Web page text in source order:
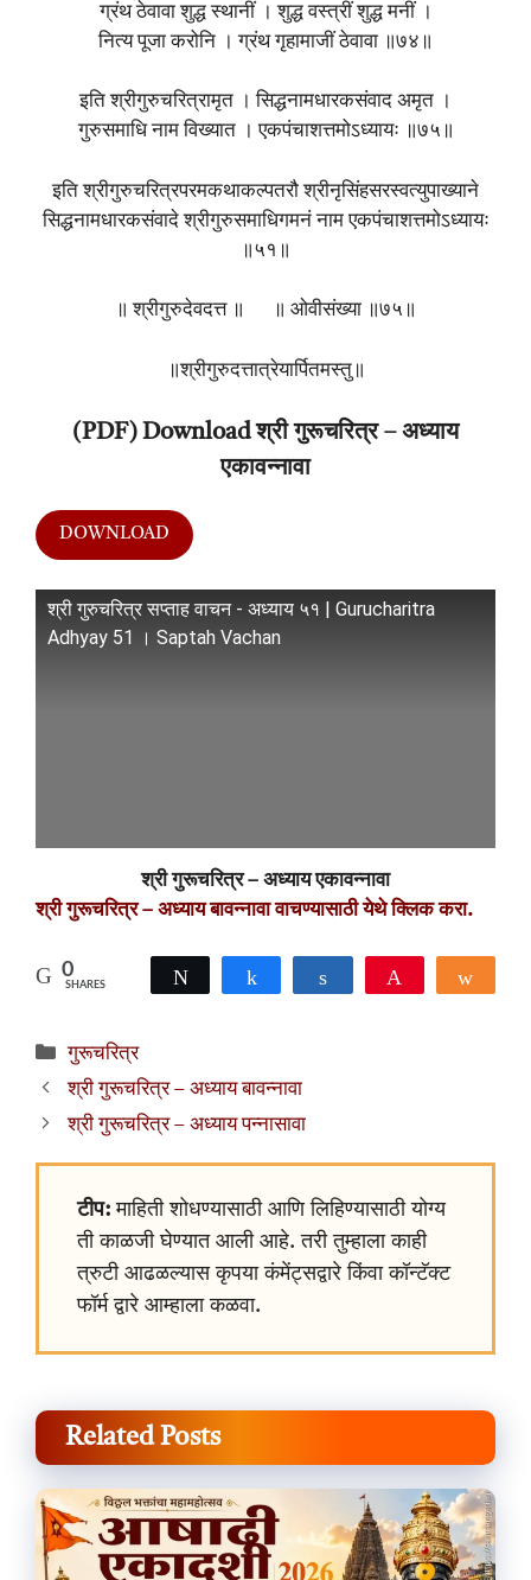
ग्रंथ ठेवावा शुद्ध स्थानीं । शुद्ध वस्त्रीं शुद्ध मनीं ।
नित्य पूजा करोनि । ग्रंथ गृहामाजीं ठेवावा ॥७४॥
इति श्रीगुरुचरित्रामृत । सिद्धनामधारकसंवाद अमृत ।
गुरुसमाधि नाम विख्यात । एकपंचाशत्तमोऽध्यायः ॥७५॥
इति श्रीगुरुचरित्रपरमकथाकल्पतरौ श्रीनृसिंहसरस्वत्युपाख्याने
सिद्धनामधारकसंवादे श्रीगुरुसमाधिगमनं नाम एकपंचाशत्तमोऽध्यायः
॥५१॥
॥ श्रीगुरुदेवदत्त ॥ ॥ ओवीसंख्या ॥७५॥
॥श्रीगुरुदत्तात्रेयार्पितमस्तु॥
(PDF) Download श्री गुरूचरित्र – अध्याय
एकावन्नावा
DOWNLOAD
श्री गुरुचरित्र सप्ताह वाचन - अध्याय ५१ | Gurucharitra
Adhyay 51 । Saptah Vachan
श्री गुरूचरित्र – अध्याय एकावन्नावा
श्री गुरूचरित्र – अध्याय बावन्नावा वाचण्यासाठी येथे क्लिक करा.
0
SHARES
Tweet Share
Categories
गुरूचरित्र
श्री गुरूचरित्र – अध्याय बावन्नावा
श्री गुरूचरित्र – अध्याय पन्नासावा
टीप: माहिती शोधण्यासाठी आणि लिहिण्यासाठी योग्य
ती काळजी घेण्यात आली आहे. तरी तुम्हाला काही
त्रुटी आढळल्यास कृपया कंमेंट्सद्वारे किंवा कॉन्टॅक्ट
फॉर्म द्वारे आम्हाला कळवा.
Related Posts